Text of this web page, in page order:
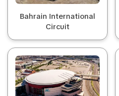
Bahrain International
Circuit